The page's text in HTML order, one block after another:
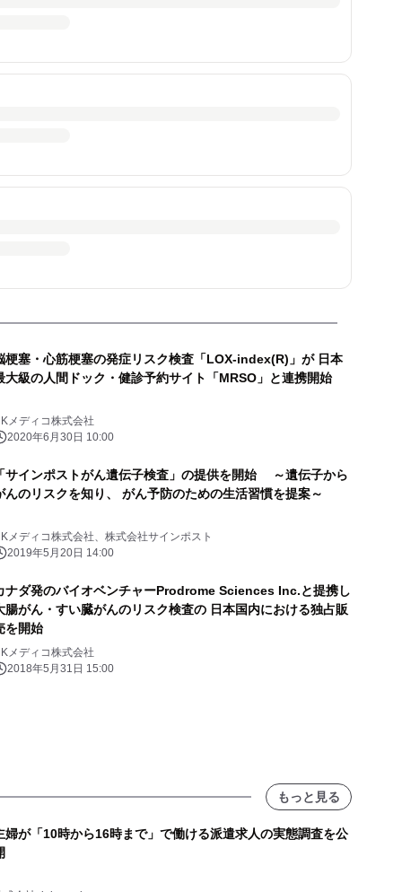
梗塞・心筋梗塞の発症リスク検査「LOX-index(R)」が 日本
大級の人間ドック・健診予約サイト「MRSO」と連携開始
メディコ株式会社
2020年6月30日 10:00
「サインポストがん遺伝子検査」の提供を開始 ～遺伝子から
んのリスクを知り、 がん予防のための生活習慣を提案～
メディコ株式会社、株式会社サインポスト
2019年5月20日 14:00
ナダ発のバイオベンチャーProdrome Sciences Inc.と提携し
腸がん・すい臓がんのリスク検査の 日本国内における独占販
を開始
メディコ株式会社
2018年5月31日 15:00
もっと見る
婦が「10時から16時まで」で働ける派遣求人の実態調査を公